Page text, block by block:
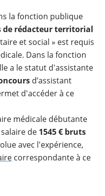
la fonction publique
de rédacteur territorial
et social » est requis
Dans la fonction
a le statut d'assistante
d’assistant
d'accéder à ce
médicale débutante
de 1545 € bruts
avec l'expérience,
correspondante à ce